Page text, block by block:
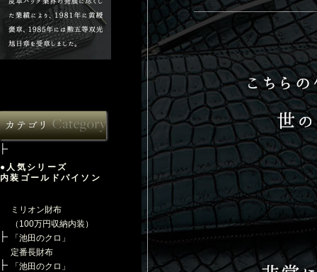
●人気シリーズ
内装ゴールドパイソン
ミリオン財布
（100万円収納内装）
「池田のクロ」
定番長財布
「池田のクロ」